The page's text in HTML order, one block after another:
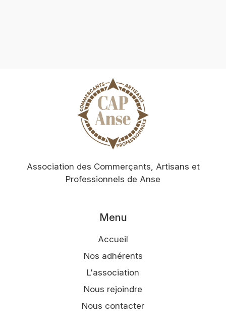
Association des Commerçants, Artisans et
Professionnels de Anse
Menu
Accueil
Nos adhérents
L'association
Nous rejoindre
Nous contacter